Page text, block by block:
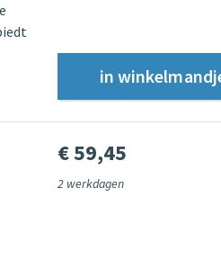
€ 59,45
2 werkdagen